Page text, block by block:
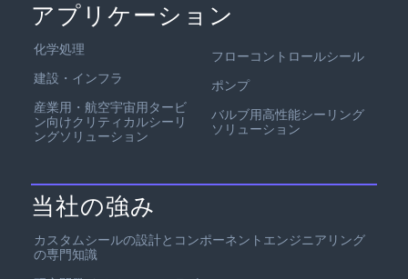
アプリケーション
化学処理
建設・インフラ
産業用・航空宇宙用タービ
ン向けクリティカルシーリ
ングソリューション
フローコントロールシール
ポンプ
バルブ用高性能シーリング
ソリューション
当社の強み
カスタムシールの設計とコンポーネントエンジニアリング
の専門知識